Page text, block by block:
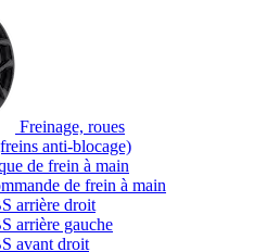
Freinage, roues
anti-blocage)
de frein à main
de frein à main
arrière droit
arrière gauche
avant droit